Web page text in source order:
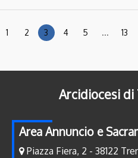
1 2 3 4 5 ... 13
Arcidiocesi di
Area Annuncio e
Piazza Fiera, 2 - 38122